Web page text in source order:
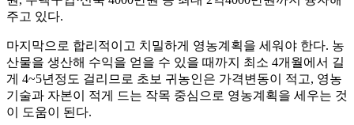
주고 있다.
마지막으로 합리적이고 치밀하게 영농계획을 세워야 한다. 농
산물을 생산해 수익을 얻을 수 있을 때까지 최소 4개월에서 길
게 4~5년정도 걸리므로 초보 귀농인은 가격변동이 적고, 영농
기술과 자본이 적게 드는 작목 중심으로 영농계획을 세우는 것
이 도움이 된다.